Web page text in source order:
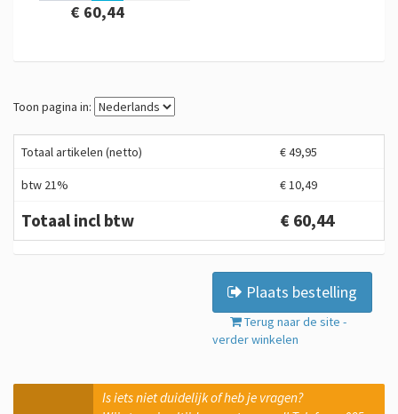
€ 60,44
Toon pagina in:
Totaal artikelen (netto) € 49,95
btw 21% € 10,49
Totaal incl btw € 60,44
Plaats bestelling
Terug naar de site -
verder winkelen
Is iets niet duidelijk of heb je vragen?